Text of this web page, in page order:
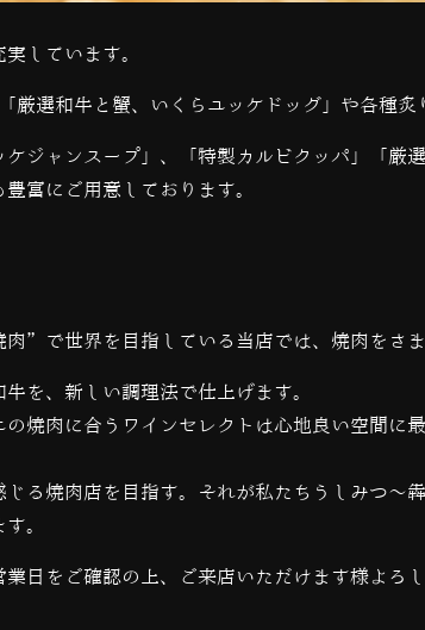
しています。
厳選和牛と蟹、いくらユッケドッグ」や各種炙
ジャンスープ」、「特製カルビクッパ」「厳
富にご用意しております。
”で世界を目指している当店では、 焼肉をさ
を、新しい調理法で仕上げます。
焼肉に合うワインセレクトは心地良い空間に最
る焼肉店を目指す。それが私たちうしみつ～犇
。
日をご確認の上、ご来店いただけます様よろし